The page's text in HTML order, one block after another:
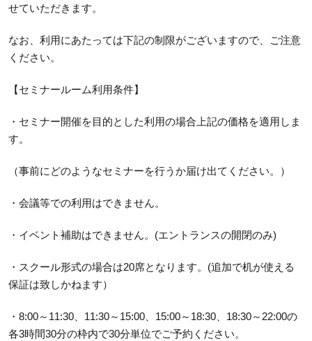
せていただきます。
なお、利用にあたっては下記の制限がございますので、ご注意
ください。
【セミナールーム利用条件】
・セミナー開催を目的とした利用の場合上記の価格を適用しま
す。
（事前にどのようなセミナーを行うか届け出てください。）
・会議等での利用はできません。
・イベント補助はできません。(エントランスの開閉のみ)
・スクール形式の場合は20席となります。(追加で机が使える
保証は致しかねます）
・8:00～11:30、11:30～15:00、15:00～18:30、18:30～22:00の
各3時間30分の枠内で30分単位でご予約ください。